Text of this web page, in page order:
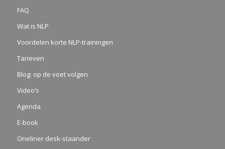
FAQ
Wat is NLP
Voordelen korte NLP-trainingen
Tarieven
Blog: op de voet volgen
Video’s
Agenda
E-book
Oneliner desk-staander